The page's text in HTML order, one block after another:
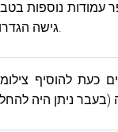
עמודות נוספות
גישה הגדרות של פורמטי וידאו.
כעת להוסיף